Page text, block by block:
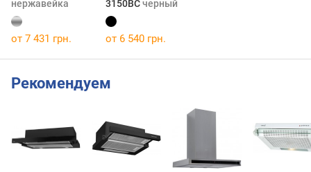
нержавейка
3150BCчерный
от 7 431 грн. от 6 540 грн.
Рекомендуем